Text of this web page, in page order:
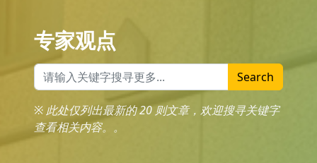
专家观点
Search
※ 此处仅列出最新的 20 则文章，欢迎搜寻关键字
查看相关内容。。